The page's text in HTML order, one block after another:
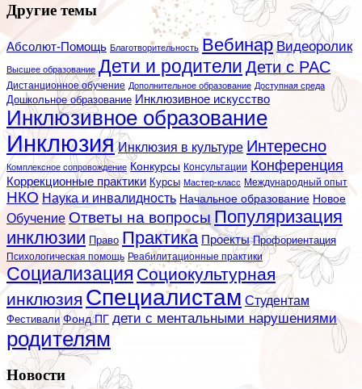
Другие темы
Абсолют-Помощь Благотворительность Вебинар Видеоролик
Высшее образование Дети и родители Дети с РАС
Дистанционное обучение Дополнительное образование Доступная среда
Дошкольное образование Инклюзивное искусство
Инклюзивное образование
Инклюзия Инклюзия в культуре Интересно
Комплексное сопровождение Конкурсы Консультации Конференция
Коррекционные практики Курсы Мастер-класс Международный опыт
НКО Наука и инвалидность Начальное образование Новое
Обучение Ответы на вопросы Популяризация
инклюзии Право Практика Проекты Профориентация
Психологическая помощь Реабилитационные практики
Социализация Социокультурная
инклюзия Специалистам Студентам
Фестивали Фонд ПГ дети с ментальными нарушениями
родителям
Новости